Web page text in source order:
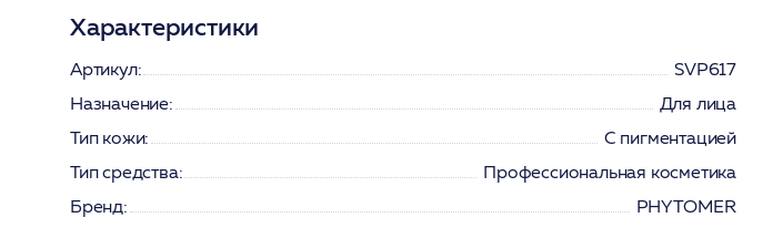
Характеристики
Артикул:
SVP617
Назначение:
Для лица
Тип кожи:
С пигментацией
Тип средства:
Профессиональная косметика
Бренд:
PHYTOMER